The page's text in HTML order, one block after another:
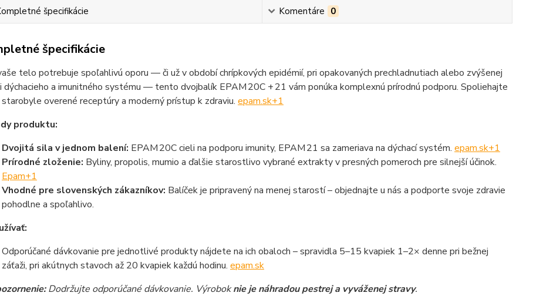
špecifikácie Komentáre 0
špecifikácie
telo potrebuje spoľahlivú oporu — či už v období chrípkových epidémií, pri opakovaných prechladnutiach alebo zvýšenej
dýchacieho a imunitného systému — tento dvojbalík EPAM 20C + 21 vám ponúka komplexnú prírodnú podporu. Spoliehajte
starobyle overené receptúry a moderný prístup k zdraviu. epam.sk+1
produktu:
Dvojitá sila v jednom balení: EPAM 20C cieli na podporu imunity, EPAM 21 sa zameriava na dýchací systém. epam.sk+1
Prírodné zloženie: Byliny, propolis, mumio a ďalšie starostlivo vybrané extrakty v presných pomeroch pre silnejší účinok.
Epam+1
Vhodné pre slovenských zákazníkov: Balíček je pripravený na menej starostí – objednajte u nás a podporte svoje zdravie
pohodlne a spoľahlivo.
Odporúčané dávkovanie pre jednotlivé produkty nájdete na ich obaloch – spravidla 5–15 kvapiek 1–2× denne pri bežnej
záťaži, pri akútnych stavoch až 20 kvapiek každú hodinu. epam.sk
Dodržujte odporúčané dávkovanie. Výroboknie je náhradou pestrej a vyváženej stravy.